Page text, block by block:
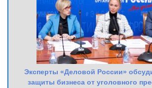
Эксперты «Деловой России»
защиты бизнеса от уголовного